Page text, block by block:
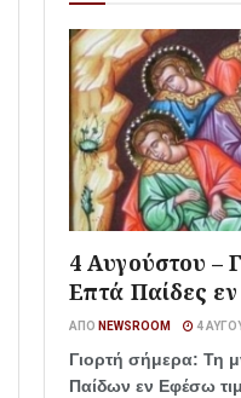
4 Αυγούστου –
Επτά Παίδες
ΑΠΌ NEWSROOM 4
Γιορτή σήμερα: Τη
Παίδων εν Εφέσω